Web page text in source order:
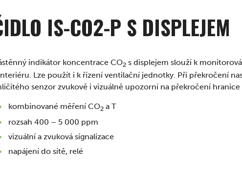
IS-CO2-P S DISPLEJEM
indikátor koncentrace CO2 s displejem slouží k
Lze použít i k řízení ventilační jednotky. Při překročení
senzor zvukově i vizuálně upozorní na překročení hranice
kombinované měření CO2 a T
rozsah 400 – 5 000 ppm
vizuální a zvuková signalizace
napájení do sítě, relé